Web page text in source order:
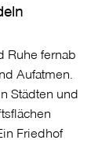
Ruhe fernab
Aufatmen.
Städten und
Friedhof